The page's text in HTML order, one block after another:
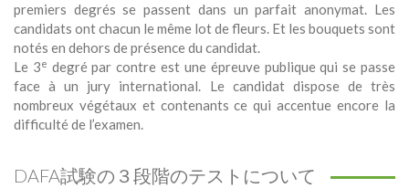
premiers degrés se passent dans un parfait anonymat. Les
candidats ont chacun le même lot de fleurs. Et les bouquets sont
notés en dehors de présence du candidat.
Le 3e degré par contre est une épreuve publique qui se passe
face à un jury international. Le candidat dispose de très
nombreux végétaux et contenants ce qui accentue encore la
difficulté de l’examen.
DAFA試験の３段階のテストについて